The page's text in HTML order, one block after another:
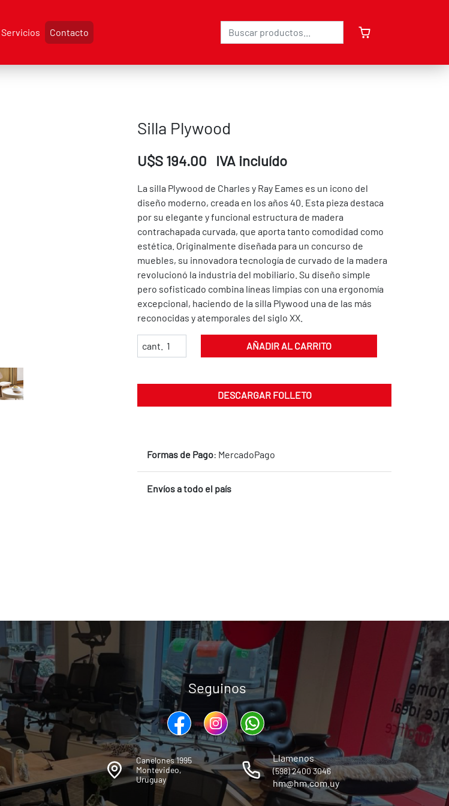
Servicios Contacto
Silla Plywood
U$S 194.00 IVA incluído
La silla Plywood de Charles y Ray Eames es un icono del
diseño moderno, creada en los años 40. Esta pieza destaca
por su elegante y funcional estructura de madera
contrachapada curvada, que aporta tanto comodidad como
estética. Originalmente diseñada para un concurso de
muebles, su innovadora tecnología de curvado de la madera
revolucionó la industria del mobiliario. Su diseño simple
pero sofisticado combina líneas limpias con una ergonomía
excepcional, haciendo de la silla Plywood una de las más
reconocidas y atemporales del siglo XX.
cant. AÑADIR AL CARRITO
DESCARGAR FOLLETO
Formas de Pago: MercadoPago
Envíos a todo el país
Seguinos
Canelones 1995
Montevideo,
Uruguay
Llamenos
(598) 2400 3046
hm@hm.com.uy